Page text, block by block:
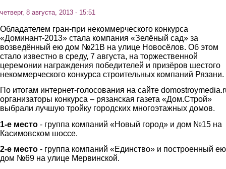
четверг, 8 августа, 2013 - 15:51
Обладателем гран-при некоммерческого конкурса
«Доминант-2013» стала компания «Зелёный сад» за
возведённый ею дом №21В на улице Новосёлов. Об этом
стало известно в среду, 7 августа, на торжественной
церемонии награждения победителей и призёров шестого
некоммерческого конкурса строительных компаний Рязани.
По итогам интернет-голосования на сайте
организаторы конкурса – рязанская газета «Дом.Строй»
выбрали лучшую тройку городских многоэтажных домов.
1-е место - группа компаний «Новый город» и дом №15 на
Касимовском шоссе.
2-е место - группа компаний «Единство» и построенный ею
дом №69 на улице Мервинской.